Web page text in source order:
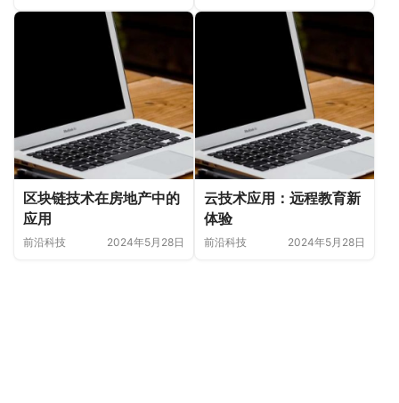
区块链技术在房地产中的
应用
前沿科技 2024年5月28日
云技术应用：远程教育新
体验
前沿科技 2024年5月28日